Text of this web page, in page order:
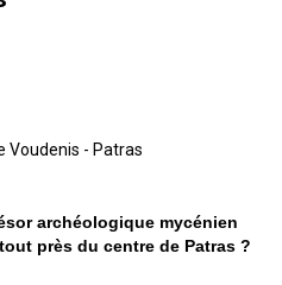
Voudenis - Patras
archéologique mycénien
près du centre de Patras ?